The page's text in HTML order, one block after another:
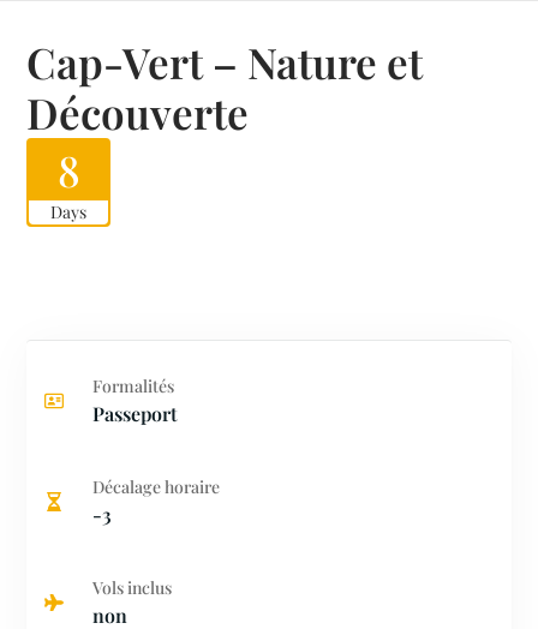
Cap-Vert – Nature et
Découverte
8
Days
Formalités
Passeport
Décalage horaire
-3
Vols inclus
non